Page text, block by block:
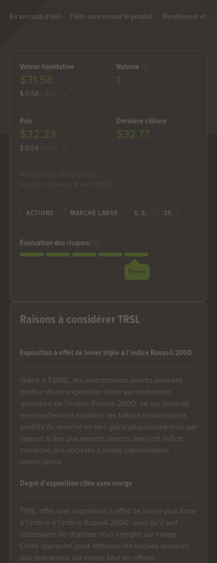
En un coup d'œil Faits concernant le produit Rendement et
Raisons à considérer TRSL
Exposition à effet de levier triple à l'indice Russell 2000
Grâce à TSRSL, les investisseurs avertis peuvent
profiter d'une exposition triple au rendement
quotidien de l'indice Russell 2000, ce qui pourrait
éventuellement amplifier les faibles mouvements
positifs du marché en des gains plus substantiels par
rapport à des placements directs dans cet indice
composé des sociétés à petite capitalisation
américaines.
Degré d'exposition cible sans marge
TRSL offre une exposition à effet de levier plus forte
à l'indice à l'indice Russell 2000, sans qu'il soit
nécessaire de disposer d'un compte sur marge.
Cette approche peut atténuer les risques associés
aux opérations sur marge tout en offrant
Valeur liquidative
$31.58
$-0.58-1.80%
Volume
1
Prix
$32.23
$-0.54-1.65%
Dernière clôture
$32.77
ACTIONS MARCHÉ LARGE U.S. 3X
Évaluation des risques:
Élevée